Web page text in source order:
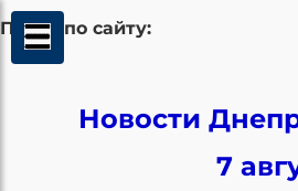
Поиск по сайту:
Новости
7